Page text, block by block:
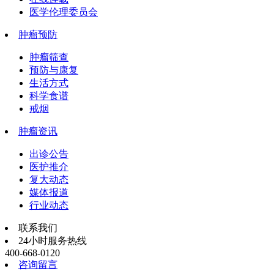
医学伦理委员会
肿瘤预防
肿瘤筛查
预防与康复
生活方式
科学食谱
戒烟
肿瘤资讯
出诊公告
医护推介
复大动态
媒体报道
行业动态
联系我们
24小时服务热线
400-668-0120
咨询留言